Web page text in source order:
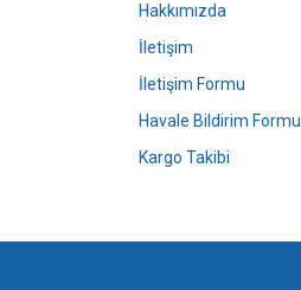
Hakkımızda
İletişim
İletişim Formu
Havale Bildirim Formu
Kargo Takibi